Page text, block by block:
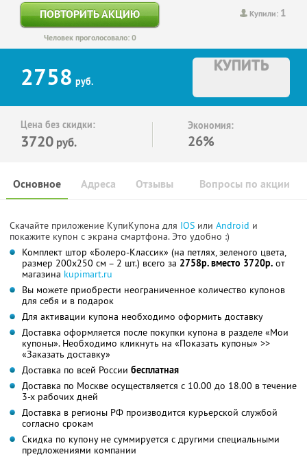
Купили: 1
ПОВТОРИТЬ АКЦИЮ
Человек проголосовало: 0
2758 руб.
КУПИТЬ
Цена без скидки:
3720 руб.
Экономия:
26%
Основное Отзывы Вопросы по акции
Адреса
Скачайте приложение КупиКупона для IOS или Android и
покажите купон с экрана смартфона. Это удобно :)
Комплект штор «Болеро-Классик» (на петлях, зеленого цвета,
размер 200х250 см – 2 шт.) всего за 2758р. вместо 3720р. от
магазина kupimart.ru
Вы можете приобрести неограниченное количество купонов
для себя и в подарок
Для активации купона необходимо оформить доставку
Доставка оформляется после покупки купона в разделе «Мои
купоны». Необходимо кликнуть на «Показать купоны» >>
«Заказать доставку»
Доставка по всей России бесплатная
Доставка по Москве осуществляется с 10.00 до 18.00 в течение
3-х рабочих дней
Доставка в регионы РФ производится курьерской службой
согласно срокам
Скидка по купону не суммируется с другими специальными
предложениями компании